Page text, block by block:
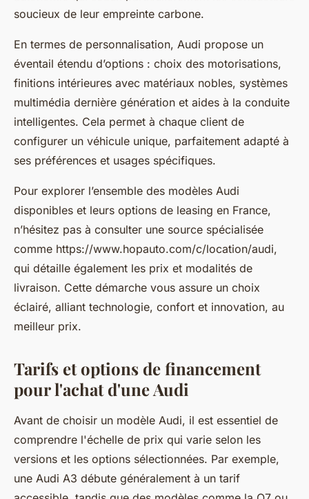
soucieux de leur empreinte carbone.
En termes de personnalisation, Audi propose un
éventail étendu d’options : choix des motorisations,
finitions intérieures avec matériaux nobles, systèmes
multimédia dernière génération et aides à la conduite
intelligentes. Cela permet à chaque client de
configurer un véhicule unique, parfaitement adapté à
ses préférences et usages spécifiques.
Pour explorer l’ensemble des modèles Audi
disponibles et leurs options de leasing en France,
n’hésitez pas à consulter une source spécialisée
comme https://www.hopauto.com/c/location/audi,
qui détaille également les prix et modalités de
livraison. Cette démarche vous assure un choix
éclairé, alliant technologie, confort et innovation, au
meilleur prix.
Tarifs et options de financement
pour l'achat d'une Audi
Avant de choisir un modèle Audi, il est essentiel de
comprendre l'échelle de prix qui varie selon les
versions et les options sélectionnées. Par exemple,
une Audi A3 débute généralement à un tarif